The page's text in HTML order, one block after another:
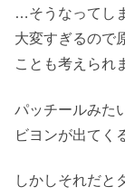
…そうなってし
大変すぎるので
ことも考えられ
パッチールみた
ビヨンが出てく
しかしそれだと